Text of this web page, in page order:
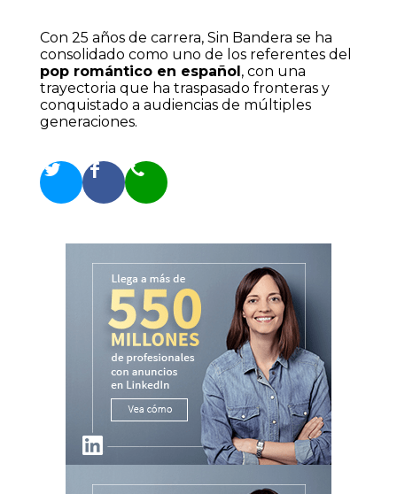
Con 25 años de carrera, Sin Bandera se ha
consolidado como uno de los referentes del
pop romántico en español , con una
trayectoria que ha traspasado fronteras y
conquistado a audiencias de múltiples
generaciones.